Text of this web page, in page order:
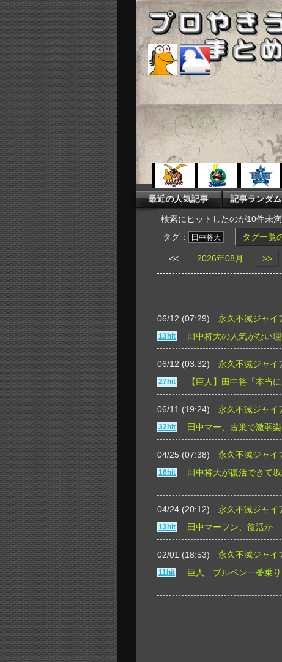
検索にヒットしたのが10件未
タグ：
田中将大 タグ一覧
<< 2026年08月 >>
06/12 (07:29) 永久不滅ジャイ
13hit
田中将大の人気がない
06/12 (03:32) 永久不滅ジャイ
27hit
【巨人】田中将「本当
06/11 (19:24) 永久不滅ジャイ
32hit
田中マー、古巣で激弱
04/25 (07:38) 永久不滅ジャイ
16hit
田中将大が復活できて
04/24 (20:12) 永久不滅ジャイ
13hit
田中マーフン、復活か
02/01 (18:53) 永久不滅ジャイ
11hit
巨人 ブルペン一番乗